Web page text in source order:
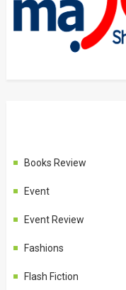
Books Review
Event
Event Review
Fashions
Flash Fiction